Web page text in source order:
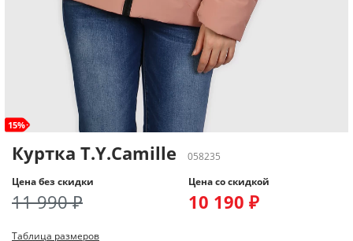
15%
Куртка T.Y.Camille
058235
Цена без скидки
11 990 ₽
Цена со скидкой
10 190 ₽
Таблица размеров